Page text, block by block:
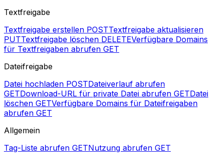
Textfreigabe
Textfreigabe erstellen POSTTextfreigabe aktualisieren
PUTTextfreigabe löschen DELETEVerfügbare Domains
für Textfreigaben abrufen GET
Dateifreigabe
Datei hochladen POSTDateiverlauf abrufen
GETDownload-URL für private Datei abrufen GETDatei
löschen GETVerfügbare Domains für Dateifreigaben
abrufen GET
Allgemein
Tag-Liste abrufen GETNutzung abrufen GET